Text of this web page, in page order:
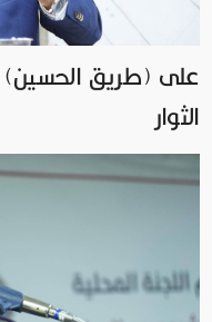
على (طريق
الثوار